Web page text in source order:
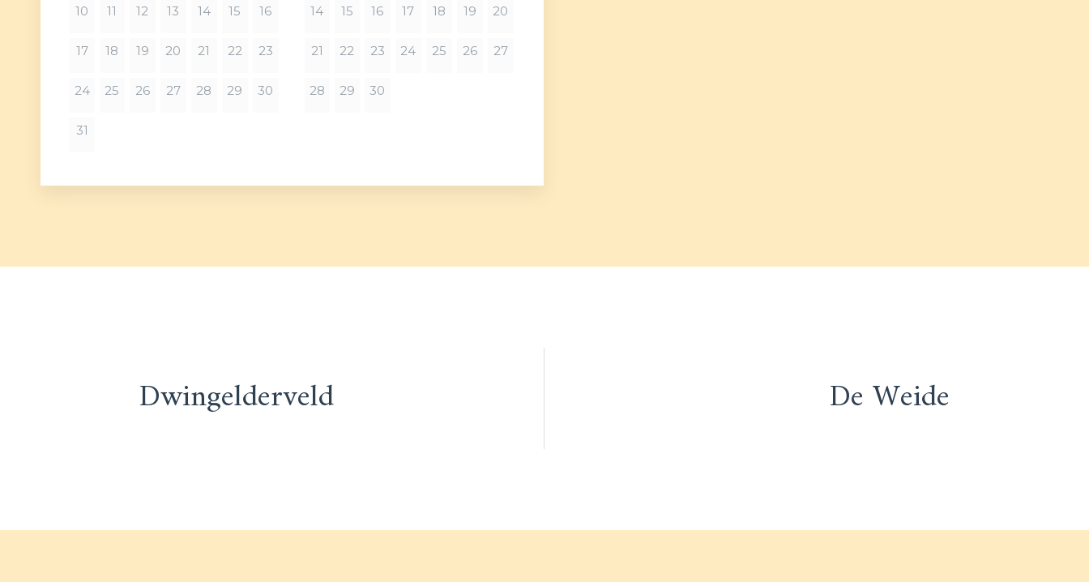
10 11 12 13 14 15 16
17 18 19 20 21 22 23
24 25 26 27 28 29 30
31
14 15 16 17 18 19 20
21 22 23 24 25 26 27
28 29 30
Bericht
navigatie
Dwingelderveld De Weide